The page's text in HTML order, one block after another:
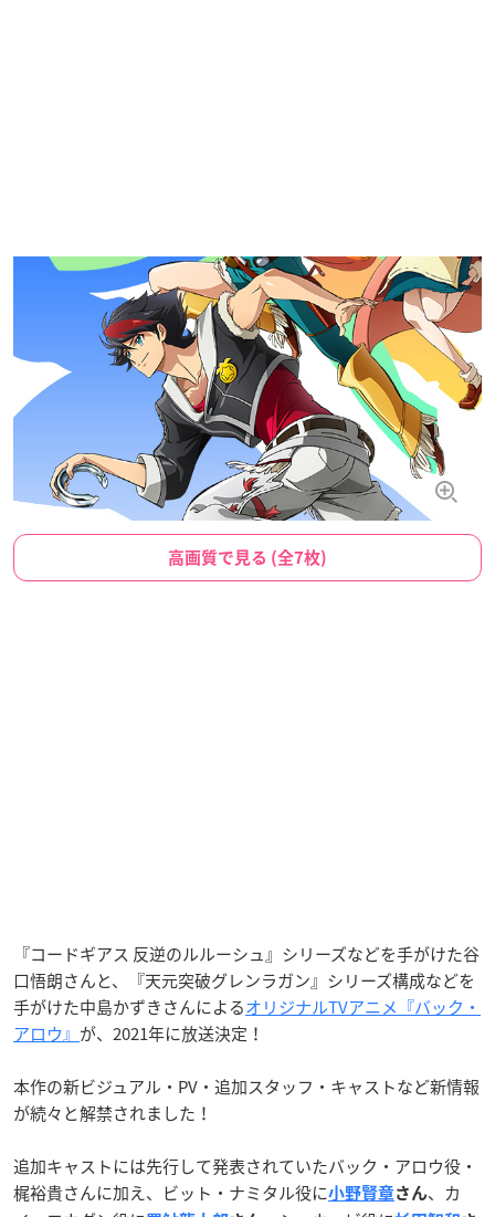
高画質で見る (全7枚)
『コードギアス 反逆のルルーシュ』シリーズなどを手がけた谷
口悟朗さんと、『天元突破グレンラガン』シリーズ構成などを
手がけた中島かずきさんによるオリジナルTVアニメ『バック・
アロウ』 が、2021年に放送決定！
本作の新ビジュアル・PV・追加スタッフ・キャストなど新情報
が続々と解禁されました！
追加キャストには先行して発表されていたバック・アロウ役・
梶裕貴さんに加え、ビット・ナミタル役に小野賢章さん、カ